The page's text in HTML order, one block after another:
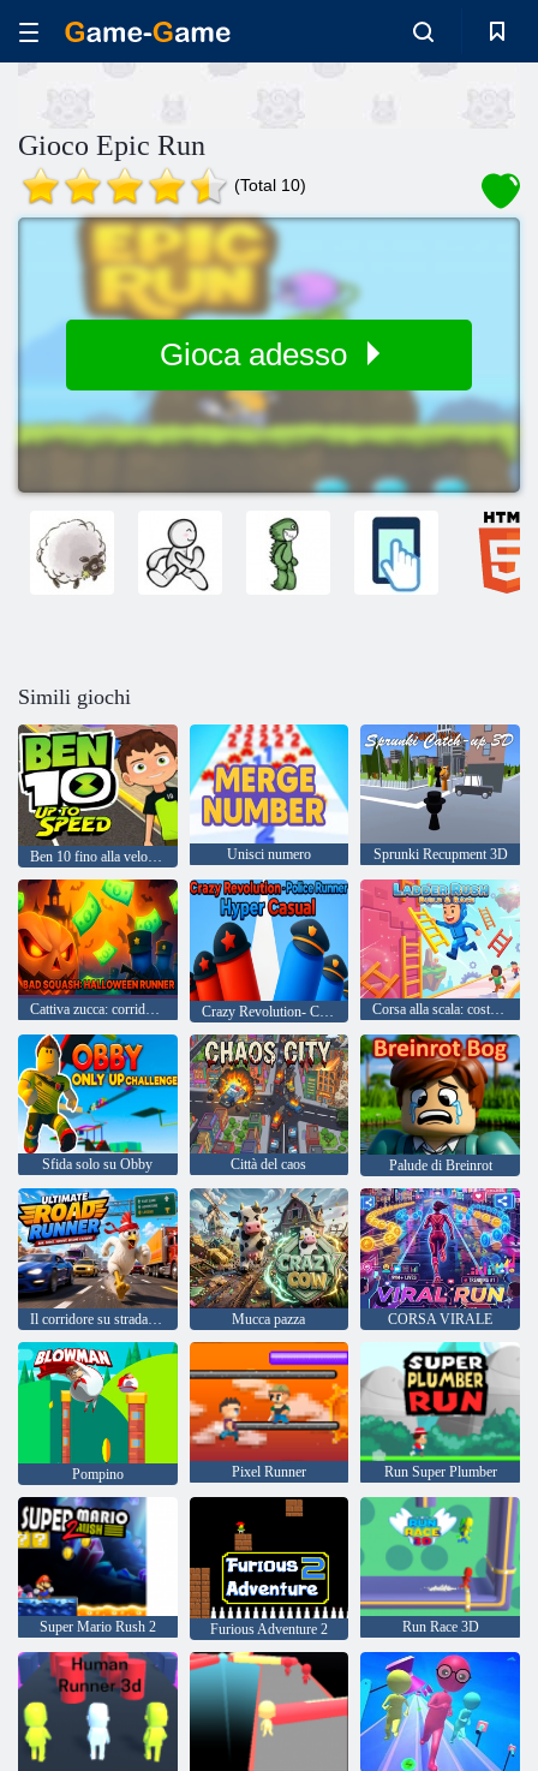
Gioco Epic Run
(Total 10)
Gioca adesso
Simili giochi
Ben 10 fino alla velocità Unisci numero Sprunki Recupment 3D
Cattiva zucca: corridore di Halloween Crazy Revolution- Corridore della polizia iper casual Corsa alla scala: costruisci e gareggia
Sfida solo su Obby Città del caos Palude di Breinrot
Il corridore su strada definitivo Mucca pazza CORSA VIRALE
Pompino Pixel Runner Run Super Plumber
Super Mario Rush 2 Furious Adventure 2 Run Race 3D